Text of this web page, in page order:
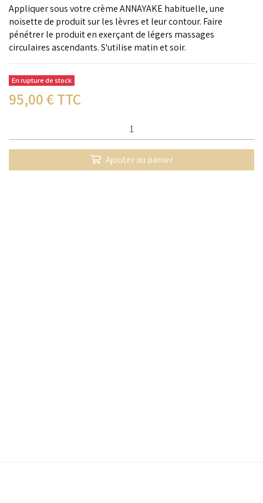
Appliquer sous votre crème ANNAYAKE habituelle, une
noisette de produit sur les lèvres et leur contour. Faire
pénétrer le produit en exerçant de légers massages
circulaires ascendants. S'utilise matin et soir.
En rupture de stock
95,00€ TTC
Ajouter au panier